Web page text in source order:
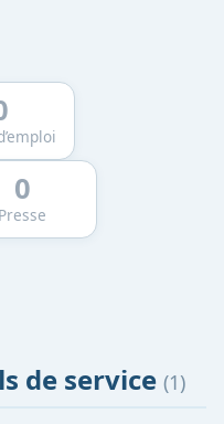
0
Presse
de service (1)